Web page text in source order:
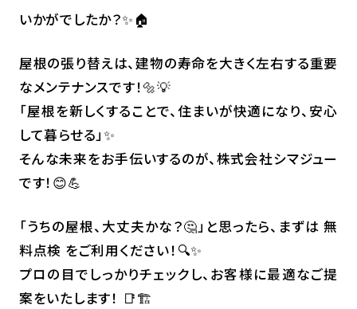
いかがでしたか？✨🏠
屋根の張り替えは、建物の寿命を大きく左右する重要
なメンテナンスです！🔩💡
「屋根を新しくすることで、住まいが快適になり、安心
して暮らせる」✨
そんな未来をお手伝いするのが、株式会社シマジュー
です！😊💪
「うちの屋根、大丈夫かな？🤔」と思ったら、まずは 無
料点検 をご利用ください！🔍✨
プロの目でしっかりチェックし、お客様に最適なご提
案をいたします！ 📑🏗️